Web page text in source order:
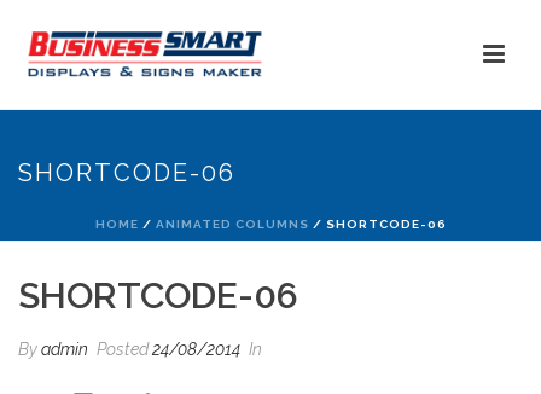
SHORTCODE-06
HOME / ANIMATED COLUMNS / SHORTCODE-06
SHORTCODE-06
Byadmin Posted24/08/2014 In